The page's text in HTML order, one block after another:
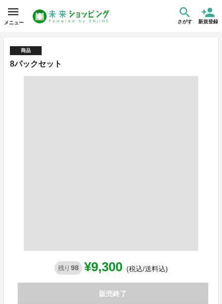
メニュー さがす 新規登録
商品
8パックセット
残り 98 ¥9,300 (税込/送料込)
販売終了